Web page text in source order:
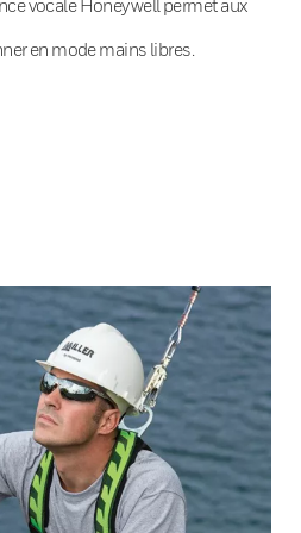
vocale Honeywell permet aux
en mode mains libres.